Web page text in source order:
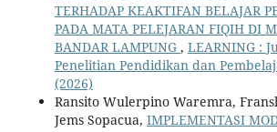
TERHADAP KEAKTIFAN BELAJAR
PADA MATA PELEJARAN FIQIH DI
BANDAR LAMPUNG , LEARNING :
Penelitian Pendidikan dan
(2026)
Ransito Wulerpino Waremra,
Jems Sopacua, IMPLEMENTASI